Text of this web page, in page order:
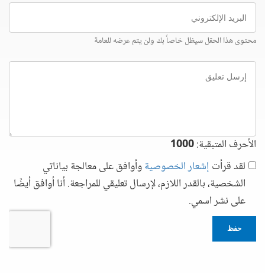
البريد
الإلكتروني
محتوى هذا الحقل سيظل خاصاً بك ولن يتم عرضه للعامة
إرسل
تعليق
الأحرف المتبقية:1000
لقد قرأت إشعار الخصوصيةوأوافق على معالجة بياناتي
الشخصية، بالقدر اللازم، لإرسال تعليقي للمراجعة. أنا أوافق أيضًا
على نشر اسمي.
حفظ